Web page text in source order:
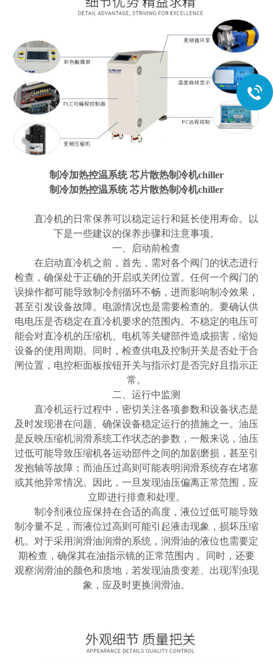
制冷加热控温系统 芯片散热制冷机chiller
制冷加热控温系统 芯片散热制冷机chiller
直冷机的日常保养可以稳定运行和延长使用寿命。以
下是一些建议的保养步骤和注意事项。
一、启动前检查
在启动直冷机之前，首先，需对各个阀门的状态进行
检查，确保处于正确的开启或关闭位置。任何一个阀门的
误操作都可能导致制冷剂循环不畅，进而影响制冷效果，
甚至引发设备故障。电源情况也是需要检查的。要确认供
电电压是否稳定在直冷机要求的范围内。不稳定的电压可
能会对直冷机的压缩机、电机等关键部件造成损害，缩短
设备的使用周期。同时，检查供电及控制开关是否处于合
闸位置，电控柜面板按钮开关与指示灯是否完好且指示正
常。
二、运行中监测
直冷机运行过程中，密切关注各项参数和设备状态是
及时发现潜在问题、确保设备稳定运行的措施之一。油压
是反映压缩机润滑系统工作状态的参数，一般来说，油压
过低可能导致压缩机各运动部件之间的加剧磨损，甚至引
发抱轴等故障；而油压过高则可能表明润滑系统存在堵塞
或其他异常情况。因此，一旦发现油压偏离正常范围，应
立即进行排查和处理。
制冷剂液位应保持在合适的高度，液位过低可能导致
制冷量不足，而液位过高则可能引起液击现象，损坏压缩
机。对于采用润滑油润滑的系统，润滑油的液位也需要定
期检查，确保其在油指示镜的正常范围内 。同时，还要
观察润滑油的颜色和质地，若发现油质变差、出现浑浊现
象，应及时更换润滑油。